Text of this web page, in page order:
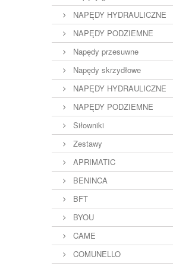
NAPĘDY HYDRAULICZNE
NAPĘDY PODZIEMNE
Napędy przesuwne
Napędy skrzydłowe
NAPĘDY HYDRAULICZNE
NAPĘDY PODZIEMNE
Siłowniki
Zestawy
APRIMATIC
BENINCA
BFT
BYOU
CAME
COMUNELLO